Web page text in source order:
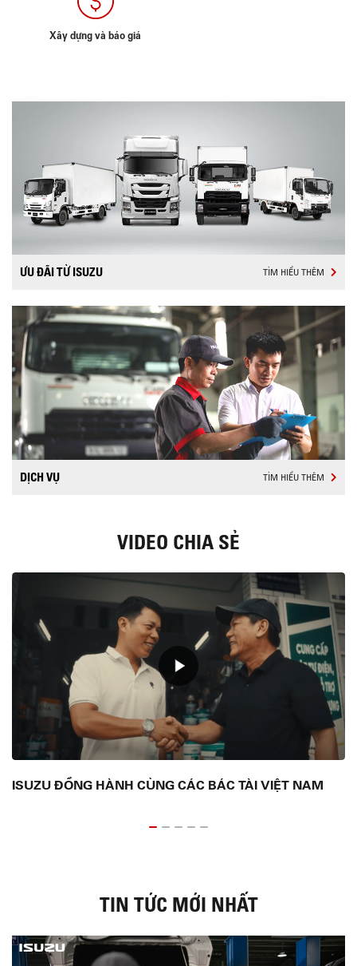
Xây dựng và báo giá
ƯU ĐÃI TỪ ISUZU TÌM HIỂU THÊM
DỊCH VỤ TÌM HIỂU THÊM
VIDEO CHIA SẺ
ISUZU ĐỒNG HÀNH CÙNG CÁC BÁC TÀI VIỆT NAM
TIN TỨC MỚI NHẤT